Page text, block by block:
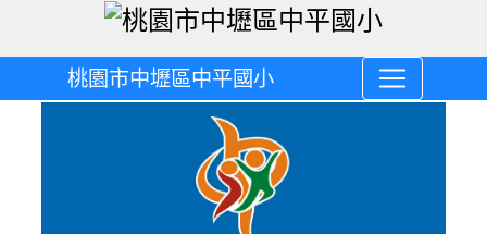
桃園市中壢區中平國小